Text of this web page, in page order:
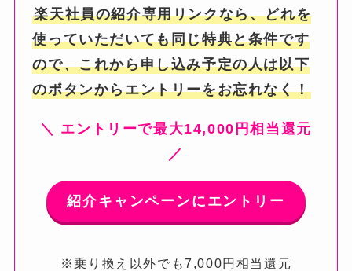
楽天社員の紹介専用リンクなら、どれを
使っていただいても同じ特典と条件です
ので、これから申し込み予定の人は以下
のボタンからエントリーをお忘れなく！
＼ エントリーで最大14,000円相当還元
／
紹介キャンペーンにエントリー
※乗り換え以外でも7,000円相当還元